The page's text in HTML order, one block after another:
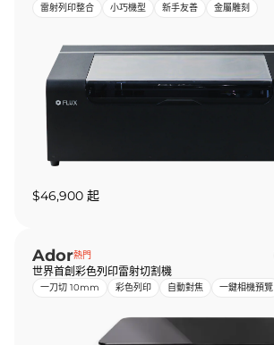
雷射列印整合
小巧機型 新手友善 金屬雕刻
$46,900 起
Ador熱門
世界首創彩色列印雷射切割機
一刀切 10mm 彩色列印 自動對焦 一鍵相機預覽